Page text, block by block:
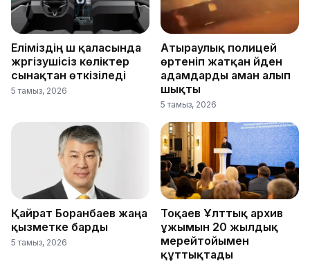
Еліміздің үш қаласында
жүргізушісіз көліктер
сынақтан өткізіледі
5 тамыз, 2026
Атыраулық полицей
өртеніп жатқан үйден
адамдарды аман алып
шықты
5 тамыз, 2026
Қайрат Боранбаев жаңа
қызметке барды
5 тамыз, 2026
Тоқаев Ұлттық архив
ұжымын 20 жылдық
мерейтойымен
құттықтады